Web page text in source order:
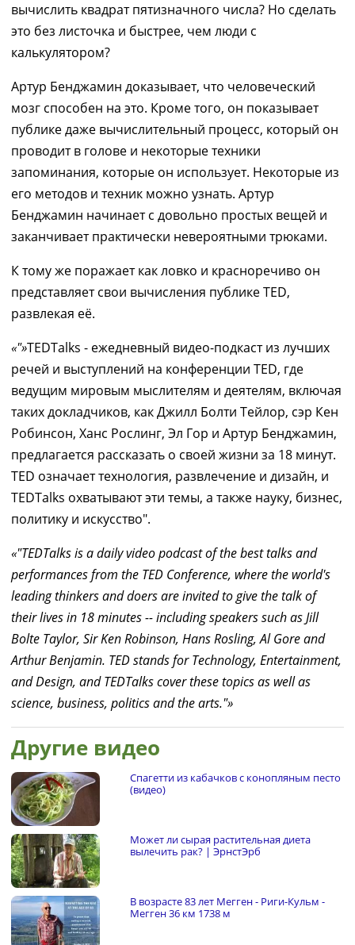
вычислить квадрат пятизначного числа? Но сделать
это без листочка и быстрее, чем люди с
калькулятором?
Артур Бенджамин доказывает, что человеческий
мозг способен на это. Кроме того, он показывает
публике даже вычислительный процесс, который он
проводит в голове и некоторые техники
запоминания, которые он использует. Некоторые из
его методов и техник можно узнать. Артур
Бенджамин начинает с довольно простых вещей и
заканчивает практически невероятными трюками.
К тому же поражает как ловко и красноречиво он
представляет свои вычисления публике TED,
развлекая её.
" TEDTalks - ежедневный видео-подкаст из лучших
речей и выступлений на конференции TED, где
ведущим мировым мыслителям и деятелям, включая
таких докладчиков, как Джилл Болти Тейлор, сэр Кен
Робинсон, Ханс Рослинг, Эл Гор и Артур Бенджамин,
предлагается рассказать о своей жизни за 18 минут.
TED означает технология, развлечение и дизайн, и
TEDTalks охватывают эти темы, а также науку, бизнес,
политику и искусство".
"TEDTalks is a daily video podcast of the best talks and
performances from the TED Conference, where the world's
leading thinkers and doers are invited to give the talk of
their lives in 18 minutes -- including speakers such as Jill
Bolte Taylor, Sir Ken Robinson, Hans Rosling, Al Gore and
Arthur Benjamin. TED stands for Technology, Entertainment,
and Design, and TEDTalks cover these topics as well as
science, business, politics and the arts."
Другие видео
Спагетти из кабачков с конопляным песто
(видео)
Может ли сырая растительная диета
вылечить рак? | ЭрнстЭрб
В возрасте 83 лет Мегген - Риги-Кульм -
Мегген 36 км 1738 м